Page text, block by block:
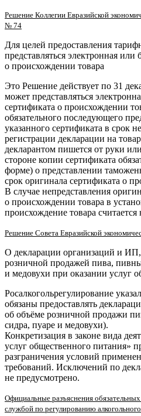
Решение Коллегии Евразийской
№ 74
Для целей предоставления
представляться электронная
о происхождении товара
Это Решение действует по 31
может представляться
сертификата о происхождении
обязательного последующего
указанного сертификата в срок
регистрации декларации на
декларантом пишется от руки
стороне копии сертификата
форме) о представлении
срок оригинала сертификата о
В случае непредставления
о происхождении товара в
происхождение товара
Решение Совета Евразийской
О декларации организаций и
розничной продажей пива,
и медовухи при оказании услуг
Росалкогольрегулирование
обязаны предоставлять
об объёме розничной продажи
сидра, пуаре и медовухи).
Конкретизация в законе вида
услуг общественного питания»
разграничения условий
требований. Исключений по
не предусмотрено.
Официальные разъяснения
службой по регулированию